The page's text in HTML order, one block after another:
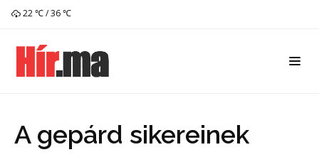
22 ℃ / 36 ℃
A gepárd sikereinek